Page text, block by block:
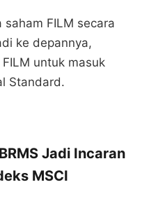
FILM secara
ke depannya,
untuk masuk
Standard.
Jadi Incaran
MSCI